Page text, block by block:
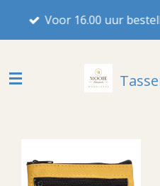
hoofdinhoud
Voor 16.00 uur